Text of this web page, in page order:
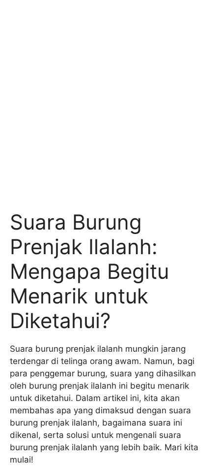
Suara Burung
Prenjak Ilalanh:
Mengapa Begitu
Menarik untuk
Diketahui?
Suara burung prenjak ilalanh mungkin jarang
terdengar di telinga orang awam. Namun, bagi
para penggemar burung, suara yang dihasilkan
oleh burung prenjak ilalanh ini begitu menarik
untuk diketahui. Dalam artikel ini, kita akan
membahas apa yang dimaksud dengan suara
burung prenjak ilalanh, bagaimana suara ini
dikenal, serta solusi untuk mengenali suara
burung prenjak ilalanh yang lebih baik. Mari kita
mulai!